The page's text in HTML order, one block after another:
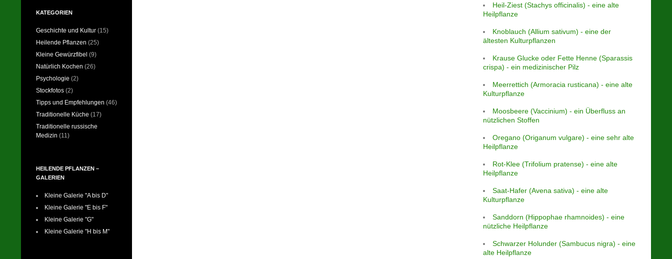
Heil-Ziest (Stachys officinalis) - eine alte
Heilpflanze
Knoblauch (Allium sativum) - eine der
ältesten Kulturpflanzen
Krause Glucke oder Fette Henne (Sparassis
crispa) - ein medizinischer Pilz
Meerrettich (Armoracia rusticana) - eine alte
Kulturpflanze
Moosbeere (Vaccinium) - ein Überfluss an
nützlichen Stoffen
Oregano (Origanum vulgare) - eine sehr alte
Heilpflanze
Rot-Klee (Trifolium pratense) - eine alte
Heilpflanze
Saat-Hafer (Avena sativa) - eine alte
Kulturpflanze
Sanddorn (Hippophae rhamnoides) - eine
nützliche Heilpflanze
Schwarzer Holunder (Sambucus nigra) - eine
alte Heilpflanze
KATEGORIEN
Geschichte und Kultur (15)
Heilende Pflanzen (25)
Kleine Gewürzfibel (9)
Natürlich Kochen (26)
Psychologie (2)
Stockfotos (2)
Tipps und Empfehlungen (46)
Traditionelle Küche (17)
Traditionelle russische
Medizin (11)
HEILENDE PFLANZEN –
GALERIEN
Kleine Galerie "A bis D"
Kleine Galerie "E bis F"
Kleine Galerie "G"
Kleine Galerie "H bis M"